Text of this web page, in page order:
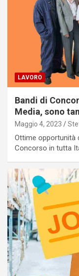
LAVORO
Bandi di
Media, sono
Maggio 4, 2023
Ottime opportunità
Concorso in tutta